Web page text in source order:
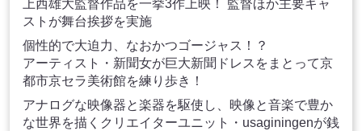
上西雄大監督作品を一挙3作上映！ 監督ほか主要キャ
ストが舞台挨拶を実施
個性的で大迫力、なおかつゴージャス！？
アーティスト・新聞女が巨大新聞ドレスをまとって京
都市京セラ美術館を練り歩き！
アナログな映像器と楽器を駆使し、映像と音楽で豊か
な世界を描くクリエイターユニット・usaginingenが銭